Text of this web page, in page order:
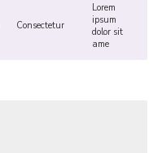
Consectetur
Lorem
ipsum
dolor sit
ame